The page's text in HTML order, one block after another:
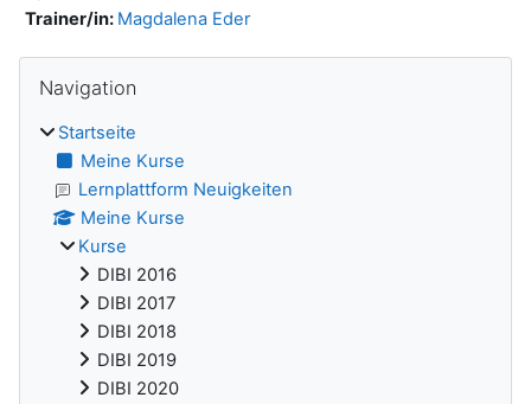
Trainer/in: Magdalena Eder
Blöcke
Navigation
Startseite
Meine Kurse
Lernplattform Neuigkeiten
Meine Kurse
Kurse
DIBI 2016
DIBI 2017
DIBI 2018
DIBI 2019
DIBI 2020